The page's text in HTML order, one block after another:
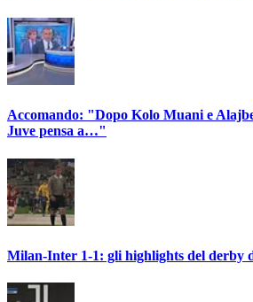
Accomando: "Dopo Kolo Muani e
Juve pensa a…"
Milan-Inter 1-1: gli highlights del derby